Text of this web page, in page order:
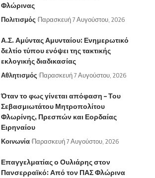
Φλώρινας
Πολιτισμός Παρασκευή 7 Αυγούστου, 2026
Α.Σ. Αμύντας Αμυνταίου: Ενημερωτικό
δελτίο τύπου ενόψει της τακτικής
εκλογικής διαδικασίας
Αθλητισμός Παρασκευή 7 Αυγούστου, 2026
Όταν το φως γίνεται απόφαση – Του
Σεβασμιωτάτου Μητροπολίτου
Φλωρίνης, Πρεσπών και Εορδαίας
Ειρηναίου
Κοινωνία Παρασκευή 7 Αυγούστου, 2026
Επαγγελματίας ο Ουλιάρης στον
Πανσερραϊκό: Από τον ΠΑΣ Φλώρινα